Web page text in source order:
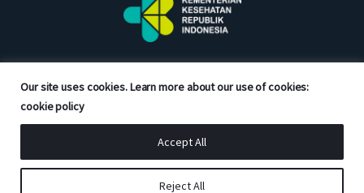
Our site uses cookies. Learn more about our use of cookies:
cookie policy
Reject All
Accept All
Copyright © 2026 Good Doctor. All rights reserved.